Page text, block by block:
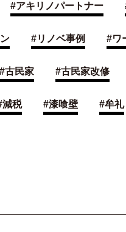
#アキリノパートナー
#リノベ事例 #ワ
#古民家 #古民家改修
減税 #漆喰壁 #牟礼